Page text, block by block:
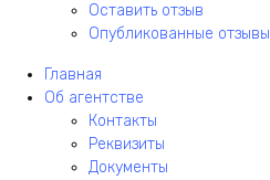
Оставить отзыв
Опубликованные отзывы
Главная
Об агентстве
Контакты
Реквизиты
Документы